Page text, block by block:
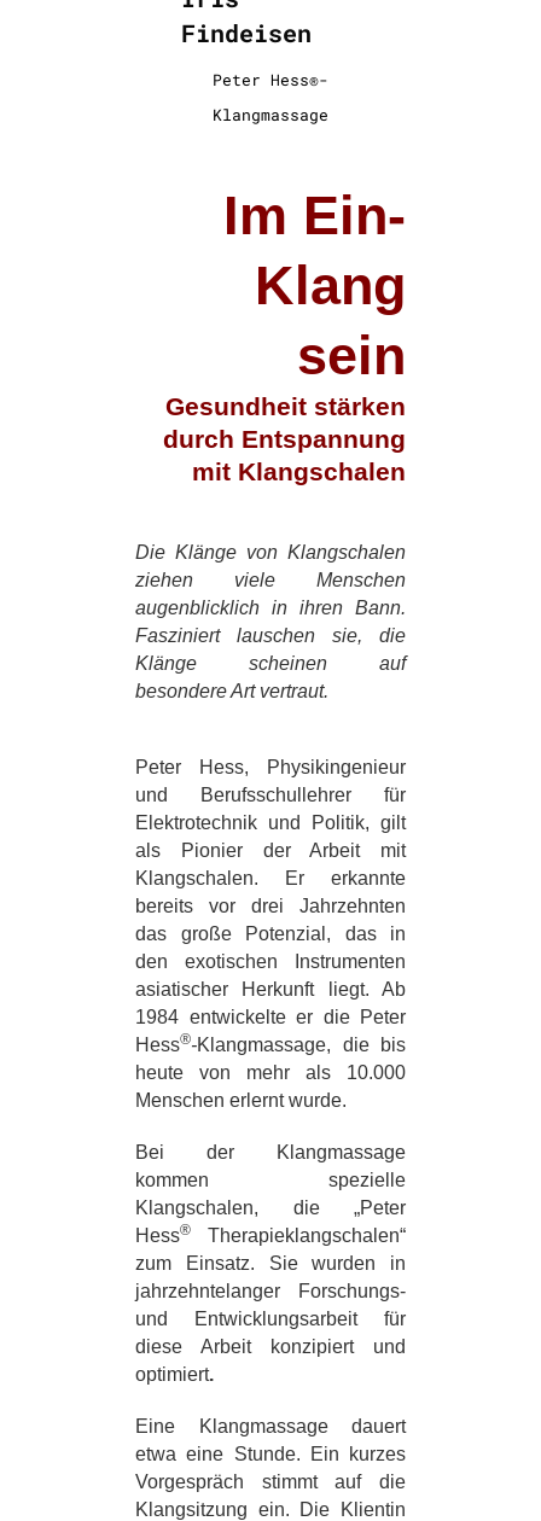
Findeisen
Peter Hess®-
Klangmassage
Im Ein-
Klang
sein
Gesundheit stärken
durch Entspannung
mit Klangschalen
Die Klänge von Klangschalen
ziehen viele Menschen
augenblicklich in ihren Bann.
Fasziniert lauschen sie, die
Klänge scheinen auf
besondere Art vertraut.
Peter Hess, Physikingenieur
und Berufsschullehrer für
Elektrotechnik und Politik, gilt
als Pionier der Arbeit mit
Klangschalen. Er erkannte
bereits vor drei Jahrzehnten
das große Potenzial, das in
den exotischen Instrumenten
asiatischer Herkunft liegt. Ab
1984 entwickelte er die Peter
Hess®-Klangmassage, die bis
heute von mehr als 10.000
Menschen erlernt wurde.
Bei der Klangmassage
kommen spezielle
Klangschalen, die „Peter
Hess®
Therapieklangschalen“
zum Einsatz. Sie wurden in
jahrzehntelanger Forschungs-
und Entwicklungsarbeit für
diese Arbeit konzipiert und
optimiert.
Eine Klangmassage dauert
etwa eine Stunde. Ein kurzes
Vorgespräch stimmt auf die
Klangsitzung ein. Die Klientin